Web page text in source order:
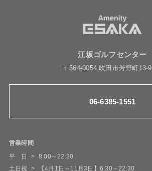
江坂ゴルフセンター
〒564-0054 吹田市芳野町
06-6385-1551
営業時間
平 日
8:00～22:30
土日祝
【4月1日～11月3日】6:30～22:30